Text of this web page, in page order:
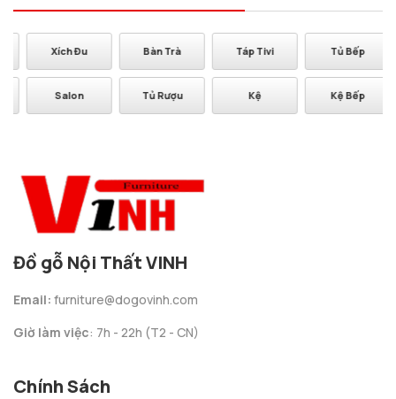
Bàn Trà
Tủ Rượu
Táp Tivi
Kệ
Tủ Bếp
Kệ Bếp
Bàn Ăn
Combo Phòng
Đồ gỗ Nội Thất VINH
Email: furniture@dogovinh.com
Giờ làm việc: 7h - 22h (T2 - CN)
Chính Sách